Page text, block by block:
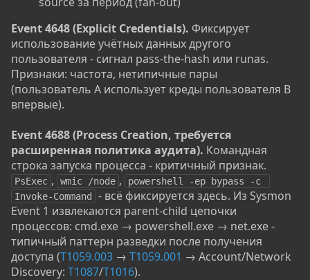
Event 4648 (Explicit Credentials). Фиксирует
использование учётных данных другого
пользователя - сигнал pass-the-hash или runas.
Признаки: частота, нетипичные пары
(пользователь A использует креды пользователя B
впервые).
Event 4688 (Process Creation, требуется
расширенная политика аудита). Командная
строка запуска процесса - критичный признак.
PsExec , wmic /node ,
powershell -ep bypass -c
Invoke-Command
- всё фиксируется здесь. Из Sysmon
Event 1 извлекаются parent-child цепочки
процессов: cmd.exe → powershell.exe → net.exe -
типичный паттерн разведки после получения
доступа (T1059.003 → T1059.001 → Account/Network
Discovery: T1087/T1016).